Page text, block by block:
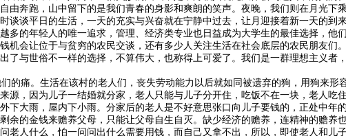
由奔跑，山中留下的是我们青春的身影和爽朗的笑声。夜晚，我们则在月光下
谈谈平日的生活，一天的充实与兴奋就在宁静中过去，让月迎接着新一天的
多的年轻人的唯一追求，管理、经济类专业也日益成为大学生的最佳选择，他
机会让位于与贫穷的农民交谈，还有多少人关注生活在社会底层的农民朋友们
了与世俗不一样的选择，不算伟大，也称得上可爱了。我们是一群理想主义者
的痛。生活在该村的老人们，丧失劳动能力以后就如同被遗弃的狗，用狗来形
源，因为儿子一结婚就分家，老人只能与儿子分开住，吃饭不在一块，老人吃
下大雨，屋内下小雨。分家后的老人是不好意思张口向儿子要钱的，正处中年
余的金钱来赡养父母，只能让父母自生自灭。缺少经济的赡养，连精神的赡养
老人什么，怕一问问出什么需要用钱，而自己又拿不出，所以，即使老人和儿